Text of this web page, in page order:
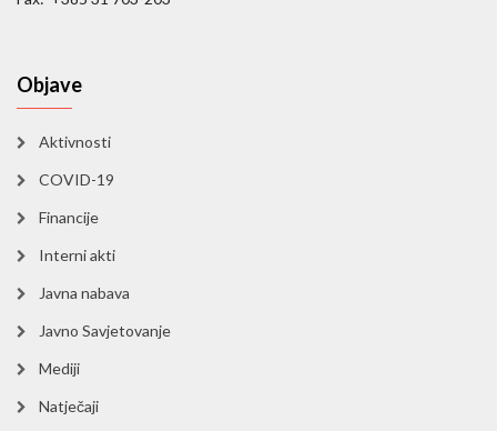
Objave
Aktivnosti
COVID-19
Financije
Interni akti
Javna nabava
Javno Savjetovanje
Mediji
Natječaji